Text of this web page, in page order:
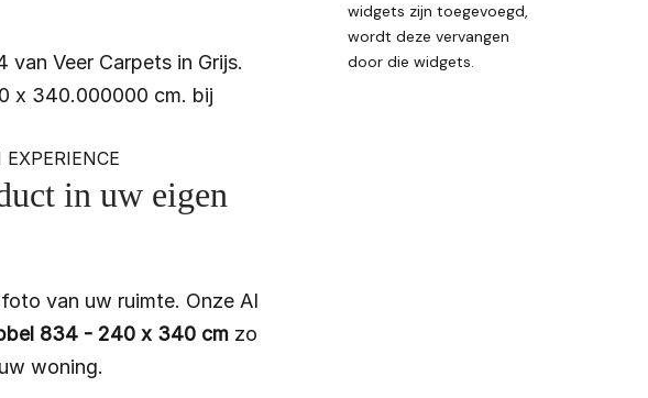
Veer Carpets in Grijs.
x 340.000000 cm. bij
in uw eigen
van uw ruimte. Onze AI
834 - 240 x 340 cmzo
woning.
widgets zijn toegevoegd,
wordt deze vervangen
door die widgets.